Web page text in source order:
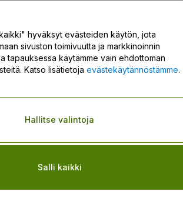
/ Ota meihin yhteyttä
GmbH 2026 Yritystiedot
Käyttöehdot
hyväksyt evästeiden käytön, jota
sivuston toimivuutta ja markkinoinnin
tapauksessa käytämme vain ehdottoman
Katso lisätietoja evästekäytännöstämme.
Salli kaikki
Hallitse valintoja